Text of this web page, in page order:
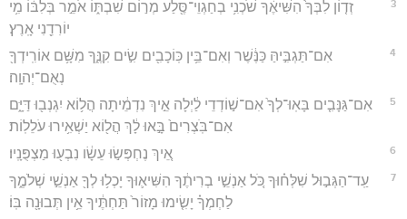
3
זְד֤וֹן לִבְּךָ֙ הִשִּׁיאֶ֔ךָ שֹׁכְנִ֥י בְחַגְוֵי־סֶּ֖לַע מְר֣וֹם שִׁבְתּ֑וֹ אֹמֵ֣ר בְּלִבּ֔וֹ מִ֥י
יוֹרִדֵ֖נִי אָֽרֶץ׃
4
אִם־תַּגְבִּ֣יהַּ כַּנֶּ֔שֶׁר וְאִם־בֵּ֥ין כּֽוֹכָבִ֖ים שִׂ֣ים קִנֶּ֑ךָ מִשָּׁ֥ם אוֹרִֽידְךָ֖
נְאֻם־יְהוָֽה׃
5
אִם־גַּנָּבִ֤ים בָּאֽוּ־לְךָ֙ אִם־שׁ֣וֹדְדֵי לַ֔יְלָה אֵ֣יךְ נִדְמֵ֔יתָה הֲל֥וֹא יִגְנְב֖וּ דַּיָּ֑ם
אִם־בֹּֽצְרִים֙ בָּ֣אוּ לָ֔ךְ הֲל֖וֹא יַשְׁאִ֥ירוּ עֹלֵלֽוֹת׃
6 אֵ֚יךְ נֶחְפְּשׂ֣וּ עֵשָׂ֔ו נִבְע֖וּ מַצְפֻּנָֽיו׃
7
עַֽד־הַגְּב֣וּל שִׁלְּח֗וּךָ כֹּ֚ל אַנְשֵׁ֣י בְרִיתֶ֔ךָ הִשִּׁיא֛וּךָ יָכְל֥וּ לְךָ֖ אַנְשֵׁ֣י שְׁלֹמֶ֑ךָ
לַחְמְךָ֗ יָשִׂ֤ימוּ מָזוֹר֙ תַּחְתֶּ֔יךָ אֵ֥ין תְּבוּנָ֖ה בּֽוֹ׃